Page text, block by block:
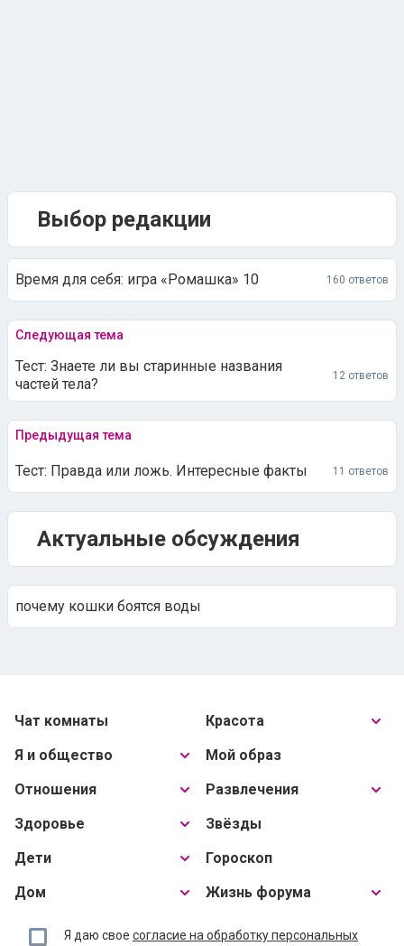
Выбор редакции
Время для себя: игра «Ромашка» 10 160 ответов
Следующая тема
Тест: Знаете ли вы старинные названия
частей тела?
12 ответов
Предыдущая тема
Тест: Правда или ложь. Интересные факты 11 ответов
Актуальные обсуждения
почему кошки боятся воды
Чат комнаты
Я и общество
Отношения
Здоровье
Дети
Дом
Красота
Мой образ
Развлечения
Звёзды
Гороскоп
Жизнь форума
Я даю свое согласие на обработку персональных